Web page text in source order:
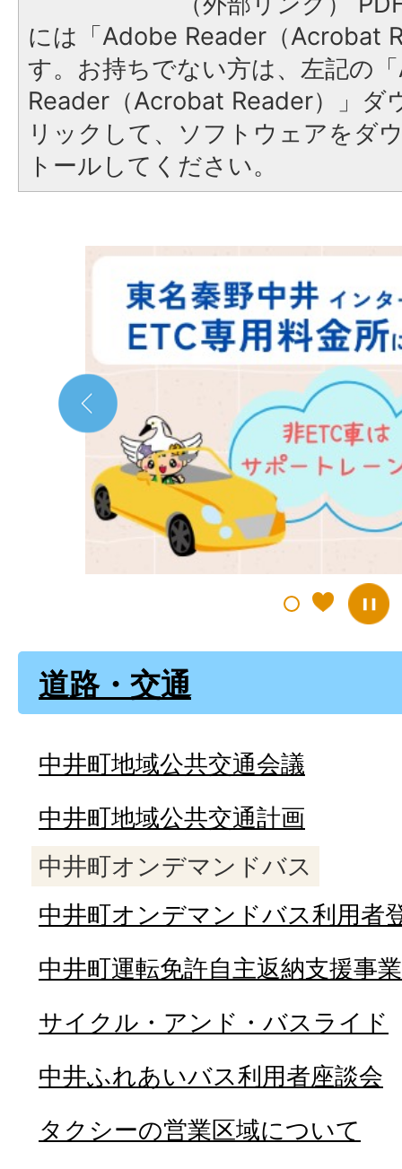
には「Adobe Reader（Acrobat
す。お持ちでない方は、左記の
Reader（Acrobat Reader）」ダ
リックして、ソフトウェアをダ
トールしてください。
2
の
ス
ラ
イ
ド
道路・交通
中井町地域公共交通会議
中井町地域公共交通計画
中井町オンデマンドバス
中井町オンデマンドバス利用者
中井町運転免許自主返納支援事業
サイクル・アンド・バスライド
中井ふれあいバス利用者座談会
タクシーの営業区域について